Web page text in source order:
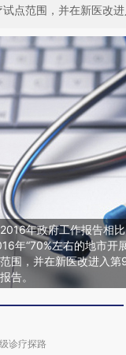
点范围，并在新医改
年政府工作报告相
年“70%左右的地市开
围，并在新医改进入第
告。
诊疗探路